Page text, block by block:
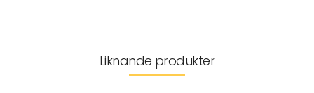
Liknande produkter